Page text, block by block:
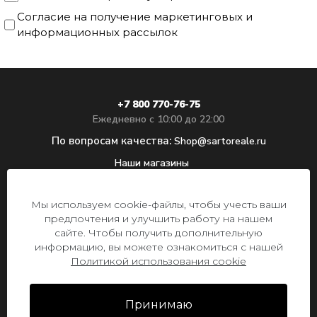
торжественных событий или светских
мероприятий.
Ткани премиум-класса
для вашего стиля
внимание материалам. Мужские
костюмы в клетку создаются из
шерсти и смесовых тканей. Эти
материалы и особенности пошива
обеспечивают идеальную посадку.
товаров. В Москве и СПб работают
Согласие на получение маркетинговых и
информационных рассылок
СЛУЖБА ЗАБОТЫ О КЛИЕНТАХ
О БРЕНДЕ
+7 800 770-76-75
Ежедневно с 10:00 до 22:00
По вопросам качества: Shop@sartoreale.ru
Наши магазины
ОГРНИП 322508100468223, ИНН 502503564995, г.
Мы используем cookie-файлы, чтобы учесть ваши
предпочтения и улучшить работу на нашем
сайте. Чтобы получить дополнительную
информацию, вы можете ознакомиться с нашей
Политикой использования cookie
Принимаю